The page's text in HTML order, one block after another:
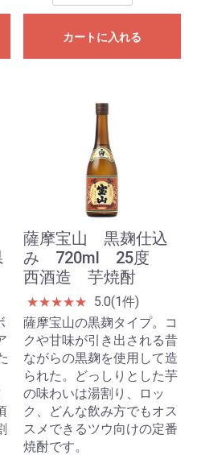
カートに入れる
薩摩宝山 黒麹仕込
み 720ml 25度
西酒造 芋焼酎
★★★★★
5.0(1件)
薩摩宝山の黒麹タイプ。コ
クや甘味が引き出される昔
ながらの黒麹を使用して造
られた。どっしりとした芋
の味わいは湯割り、ロッ
ク、どんな飲み方でもオス
スメできるツウ向けの定番
焼酎です。